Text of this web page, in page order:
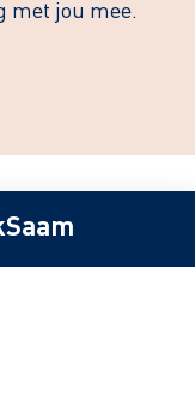
met jou mee.